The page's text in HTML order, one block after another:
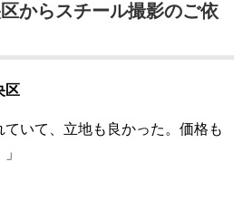
からスチール撮影のご依
区
ていて、立地も良かった。価格も